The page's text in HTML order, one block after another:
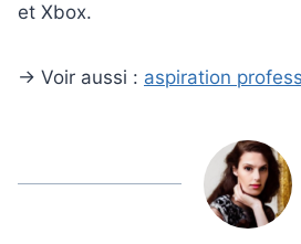
et Xbox.
→ Voir aussi : aspiration